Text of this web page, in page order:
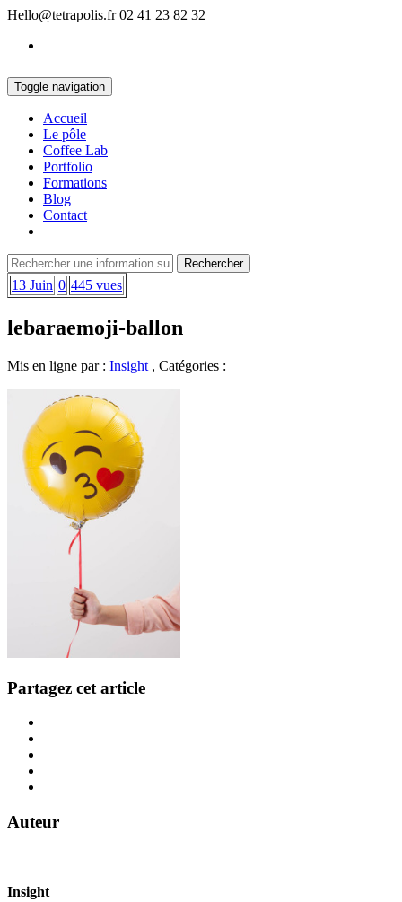
Hello@tetrapolis.fr 02 41 23 82 32
Toggle navigation
Accueil
Le pôle
Coffee Lab
Portfolio
Formations
Blog
Contact
13 Juin 0 445 vues
lebaraemoji-ballon
Mis en ligne par : Insight , Catégories :
Partagez cet article
Auteur
Insight